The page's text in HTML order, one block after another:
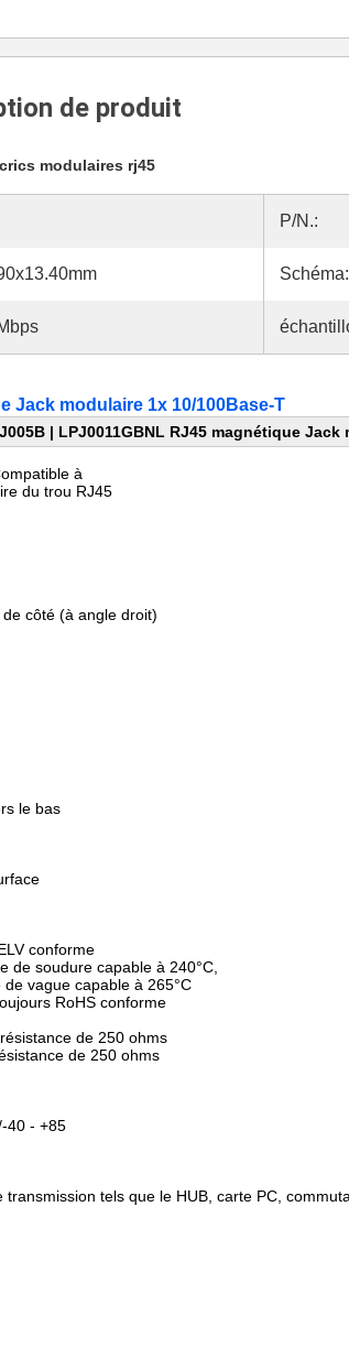
de produit
crics modulaires rj45
P/N.:
Schéma:
Jack modulaire 1x 10/100Base-T
| LPJ0011GBNL RJ45 magnétique Jack
à
du trou RJ45
:
côté (à angle droit)
le bas
conforme
de soudure capable à 240°C,
vague capable à 265°C
RoHS conforme
de 250 ohms
de 250 ohms
40 - +85
tels que le HUB, carte PC,